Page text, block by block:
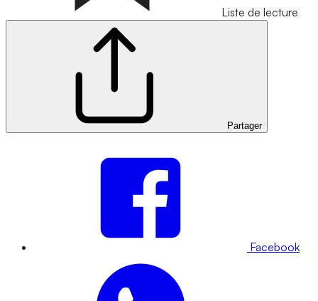
Liste de lecture
Partager
Facebook